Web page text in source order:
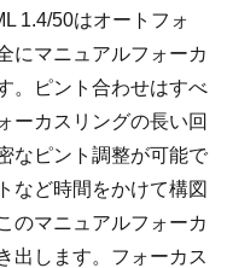
1.4/50はオートフォ
にマニュアルフォーカ
。ピント合わせはすべ
ーカスリングの長い回
なピント調整が可能で
など時間をかけて構図
のマニュアルフォーカ
出します。フォーカス